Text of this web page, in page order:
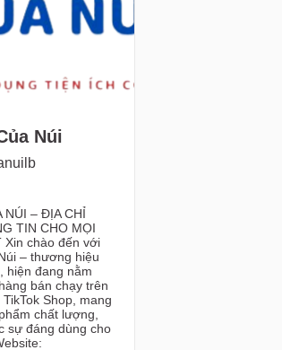
Núi
problema
NÚI – ĐỊA CHỈ
TIN CHO MỌI
Xin chào đến với
– thương hiệu
hiện đang nằm
bán chạy trên
Shop, mang
chất lượng,
sự đáng dùng cho